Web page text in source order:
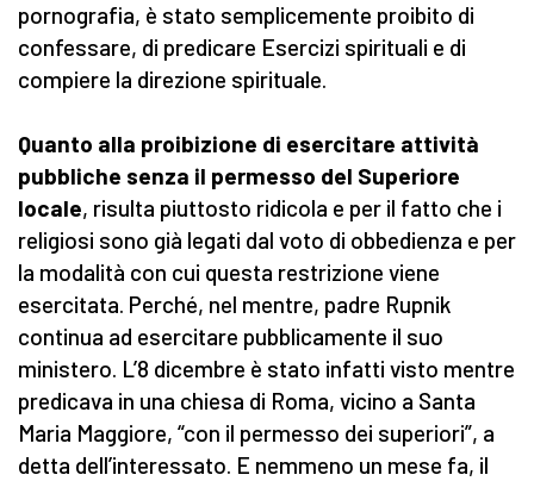
pornografia, è stato semplicemente proibito di
confessare, di predicare Esercizi spirituali e di
compiere la direzione spirituale.
Quanto alla proibizione di esercitare attività
pubbliche senza il permesso del Superiore
locale, risulta piuttosto ridicola e per il fatto che i
religiosi sono già legati dal voto di obbedienza e per
la modalità con cui questa restrizione viene
esercitata. Perché, nel mentre, padre Rupnik
continua ad esercitare pubblicamente il suo
ministero. L’8 dicembre è stato infatti visto mentre
predicava in una chiesa di Roma, vicino a Santa
Maria Maggiore, “con il permesso dei superiori”, a
detta dell’interessato. E nemmeno un mese fa, il